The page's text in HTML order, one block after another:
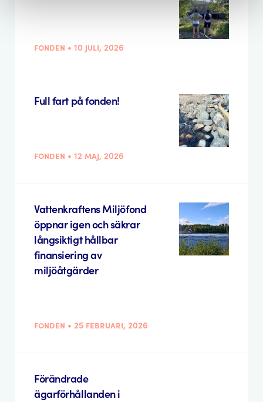
fonden • 10 juli, 2026
fonden • 12 maj, 2026
Full fart på fonden!
fonden • 25 februari, 2026
Vattenkraftens Miljöfond
öppnar igen och säkrar
långsiktigt hållbar
finansiering av
miljöåtgärder
Förändrade
ägarförhållanden i